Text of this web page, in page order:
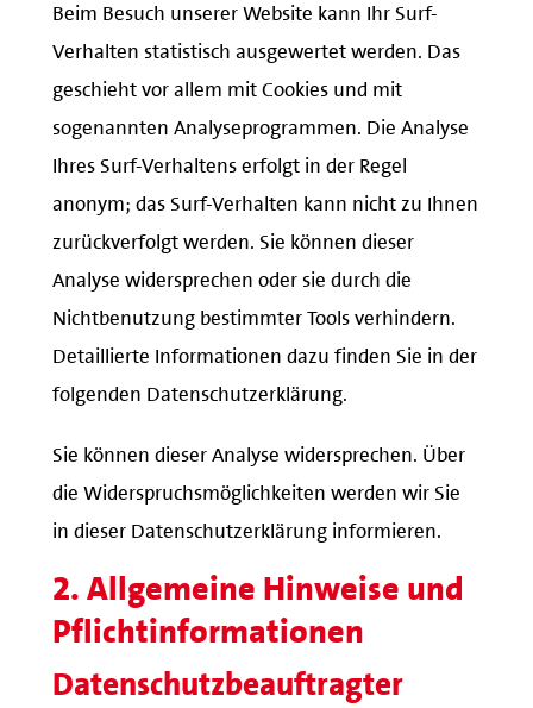
Beim Besuch unserer Website kann Ihr Surf-
Verhalten statistisch ausgewertet werden. Das
geschieht vor allem mit Cookies und mit
sogenannten Analyseprogrammen. Die Analyse
Ihres Surf-Verhaltens erfolgt in der Regel
anonym; das Surf-Verhalten kann nicht zu Ihnen
zurückverfolgt werden. Sie können dieser
Analyse widersprechen oder sie durch die
Nichtbenutzung bestimmter Tools verhindern.
Detaillierte Informationen dazu finden Sie in der
folgenden Datenschutzerklärung.
Sie können dieser Analyse widersprechen. Über
die Widerspruchsmöglichkeiten werden wir Sie
in dieser Datenschutzerklärung informieren.
2. Allgemeine Hinweise und
Pflichtinformationen
Datenschutzbeauftragter